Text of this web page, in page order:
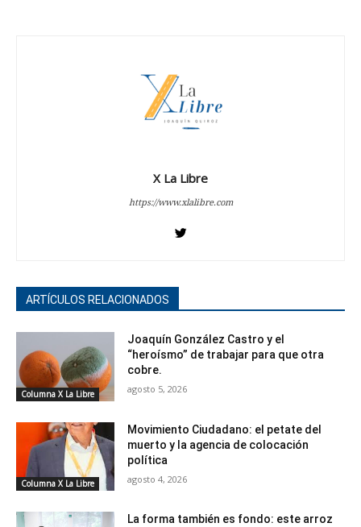
X La Libre
https://www.xlalibre.com
ARTÍCULOS RELACIONADOS
Columna X La Libre
Joaquín González Castro y el
“heroísmo” de trabajar para que otra
cobre.
agosto 5, 2026
Columna X La Libre
Movimiento Ciudadano: el petate del
muerto y la agencia de colocación
política
agosto 4, 2026
La forma también es fondo: este arroz